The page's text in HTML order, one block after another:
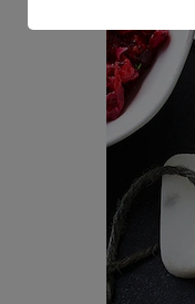
Informationen zum
Impressum